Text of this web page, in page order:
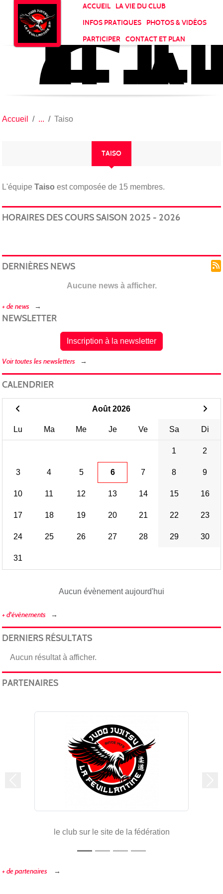
ACCUEIL
LA VIE DU CLUB
INFOS PRATIQUES
PHOTOS & VIDÉOS
PARTICIPER
CONTACT ET PLAN
LA
Accueil Taiso
TAISO
L'équipe Taiso est composée de 15 membres.
HORAIRES DES COURS SAISON 2025 - 2026
DERNIÈRES NEWS
Aucune news à afficher.
+ de news
NEWSLETTER
Inscription à la newsletter
Voir toutes les newsletters
CALENDRIER
Août 2026
Lu Ma Me Je Ve Sa Di
1 2
3 4 5 6 7 8 9
10 11 12 13 14 15 16
17 18 19 20 21 22 23
24 25 26 27 28 29 30
31
Aucun évènement aujourd'hui
+ d'évènements
DERNIERS RÉSULTATS
Aucun résultat à afficher.
PARTENAIRES
le club sur le site de la fédération
+ de partenaires
Panneau de gestion des cookies